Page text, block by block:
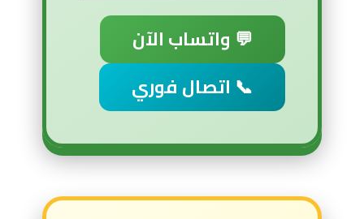
💬 واتساب الآن
📞 اتصال فوري